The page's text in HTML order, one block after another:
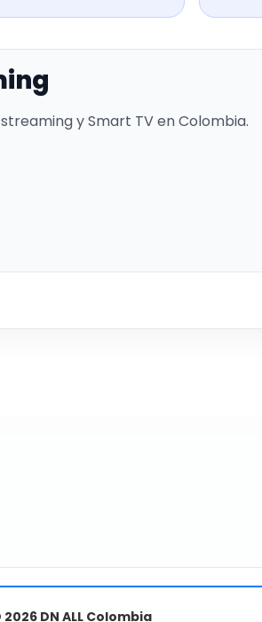
y Smart TV en Colombia.
DN ALL Colombia